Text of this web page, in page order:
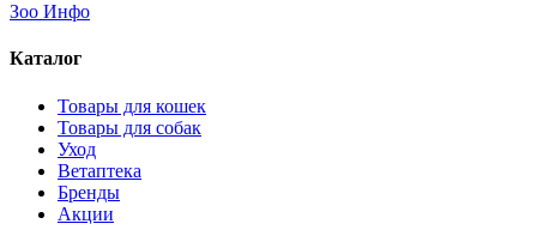
Зоо Инфо
Каталог
Товары для кошек
Товары для собак
Уход
Ветаптека
Бренды
Акции